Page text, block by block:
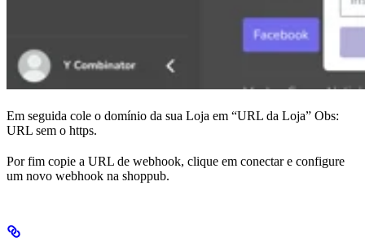
Em seguida cole o domínio da sua Loja em “URL da Loja” Obs:
URL sem o https.
Por fim copie a URL de webhook, clique em conectar e configure
um novo webhook na shoppub.